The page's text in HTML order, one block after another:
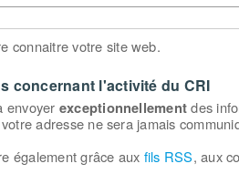
connaitre votre site web.
concernant l'activité du CRI
envoyer exceptionnellementdes
adresse ne sera jamais
également grâce aux fils RSS, aux